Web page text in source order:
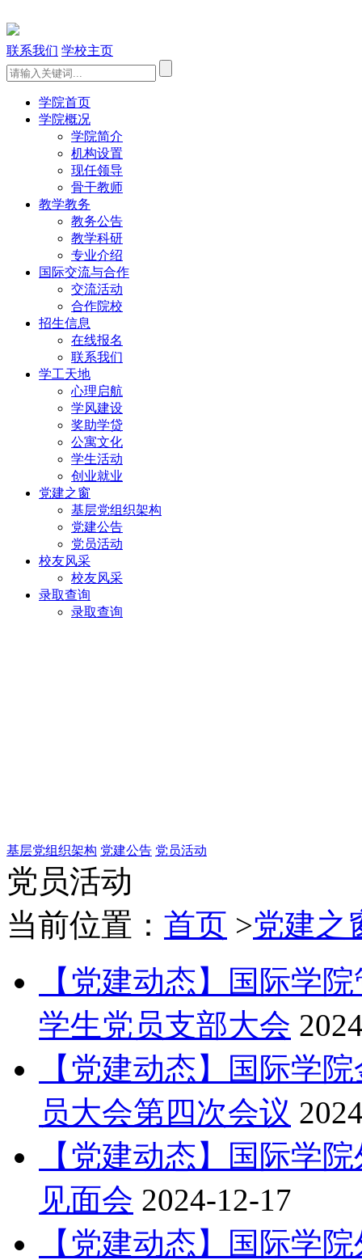
联系我们 学校主页
学院首页
学院概况
学院简介
机构设置
现任领导
骨干教师
教学教务
教务公告
教学科研
专业介绍
国际交流与合作
交流活动
合作院校
招生信息
在线报名
联系我们
学工天地
心理启航
学风建设
奖助学贷
公寓文化
学生活动
创业就业
党建之窗
基层党组织架构
党建公告
党员活动
校友风采
校友风采
录取查询
录取查询
基层党组织架构 党建公告 党员活动
党员活动
当前位置： 首页 >党建之
【党建动态】国际学
学生党员支部大会
【党建动态】国际学
员大会第四次会议
【党建动态】国际学
见面会 2024-12-17
【党建动态】国际学